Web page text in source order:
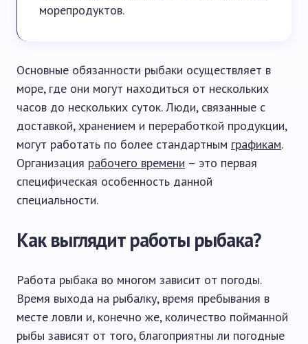
морепродуктов.
Основные обязанности рыбаки осуществляет в
море, где они могут находиться от нескольких
часов до нескольких суток. Люди, связанные с
доставкой, хранением и переработкой продукции,
могут работать по более стандартным графикам.
Организация рабочего времени – это первая
специфическая особенность данной
специальности.
Как выглядит работы рыбака?
Работа рыбака во многом зависит от погоды.
Время выхода на рыбалку, время пребывания в
месте ловли и, конечно же, количество пойманной
рыбы зависят от того, благоприятны ли погодные